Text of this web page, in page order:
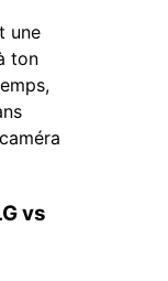
une
ton
vs